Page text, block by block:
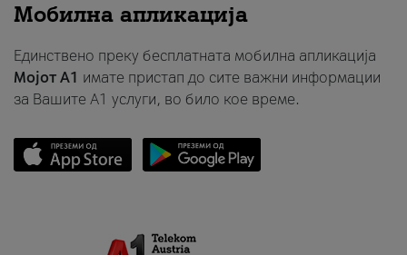
Мобилна апликација
Единствено преку бесплатната мобилна апликација
Мојот A1 имате пристап до сите важни информации
за Вашите A1 услуги, во било кое време.